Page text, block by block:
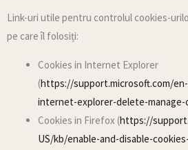
Link-uri utile pentru controlul cookies-
pe care îl folosiți:
Cookies in Internet Explorer
(https://support.microsoft.com/
internet-explorer-delete-manage-
Cookies in Firefox (https://
US/kb/enable-and-disable-